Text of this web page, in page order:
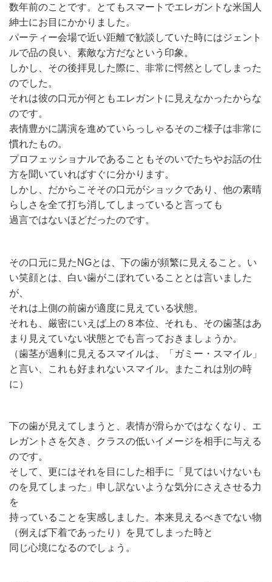
数年前のことです。とてもスマートでエレガントな米国人
紳士にお目にかかりました。
パーティー会場で近い距離で歓談していた時にはジェント
ルで品の良い、素敵な方だなという印象。
しかし、その後拝見した際に、非常に愕然としてしまった
のでした。
それは彼の口元が何ともエレガントに見えなかったからな
のです。
表情豊かに講演を進めていらっしゃるそのご様子は非常に
慣れたもの。
プロフェッショナルであることもそのいでたちやお話の仕
方を聞いていればすぐに分かります。
しかし、だからこそその口元がショックであり、他の素晴
らしさを全て打ち消してしまっていると言っても
過言ではないほどだったのです。
その口元に見たNGとは、下の歯が頻繁に見えること。い
い笑顔とは、白い歯がこぼれていることとは言いました
が、
それは上側の前歯が適度に見えている状態。
それも、厳密にいえば上の８本位、それも、その歯茎はあ
まり見えていない状態とでも言っておきましょうか。
（歯茎が過剰に見えるスマイルは、「ガミー・スマイル」
と言い、これも好まれないスマイル。またこれは別の時
に）
下の歯が見えてしまうと、表情が滑らかではなくなり、エ
レガントさを欠き、クラスの低いイメージを相手に与える
のです。
そして、更にはそれを目にした相手に「見てはいけないも
のを見てしまった」申し訳ないような気分にさえさせる力
を
持っていることを実感しました。本来見えるべきでない物
（例えば下着であったり）を見てしまった時と
同じ心境になるのでしょう。